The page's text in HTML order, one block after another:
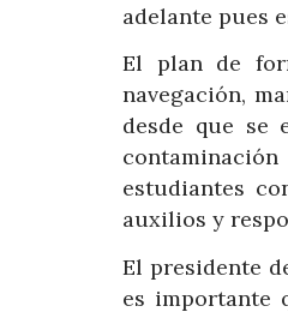
adelante pues
El plan de
navegación,
desde que se
estudiantes
auxilios y
El presidente
es importante